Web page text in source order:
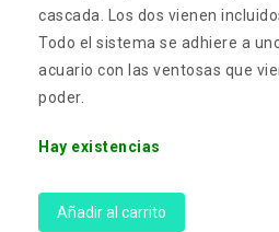
cascada. Los dos vienen
Todo el sistema se adhiere a
acuario con las ventosas que
poder.
Hay existencias
Añadir al carrito